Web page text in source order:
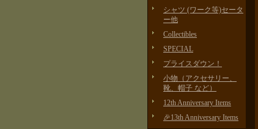
シャツ (ワーク等)セータ
ー他
Collectibles
SPECIAL
プライスダウン！
小物（アクセサリー、
靴、帽子 など）
12th Anniversary Items
🎉13th Anniversary Items